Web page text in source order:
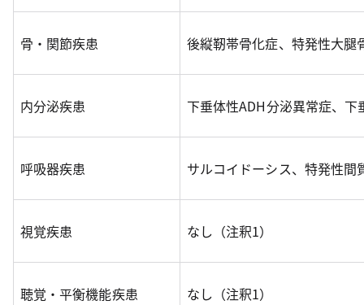
骨・関節疾患 後縦靭帯骨化症、特発性大腿
内分泌疾患 下垂体性ADH分泌異常症、
呼吸器疾患 サルコイドーシス、特発性間
視覚疾患 なし（注釈1）
聴覚・平衡機能疾患 なし（注釈1）